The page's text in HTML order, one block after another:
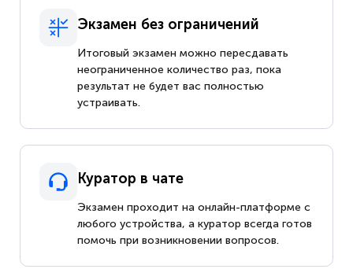
Экзамен без ограничений
Итоговый экзамен можно пересдавать
неограниченное количество раз, пока
результат не будет вас полностью
устраивать.
Куратор в чате
Экзамен проходит на онлайн-платформе с
любого устройства, а куратор всегда готов
помочь при возникновении вопросов.